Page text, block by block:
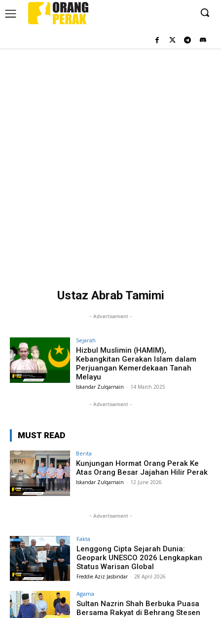
Ustaz Abrab Tamimi
- Advertisement -
Sejarah
Hizbul Muslimin (HAMIM),
Kebangkitan Gerakan Islam dalam
Perjuangan Kemerdekaan Tanah
Melayu
Iskandar Zulqarnain - 14 March 2025
- Advertisement -
MUST READ
Berita
Kunjungan Hormat Orang Perak Ke
Atas Orang Besar Jajahan Hilir Perak
Iskandar Zulqarnain - 12 June 2026
- Advertisement -
Fakta
Lenggong Cipta Sejarah Dunia:
Geopark UNESCO 2026 Lengkapkan
Status Warisan Global
Freddie Aziz Jasbindar - 28 April 2026
Agama
Sultan Nazrin Shah Berbuka Puasa
Bersama Rakyat di Behrang Stesen